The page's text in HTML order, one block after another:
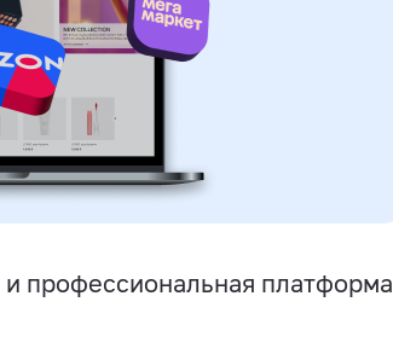
и профессиональная платформа